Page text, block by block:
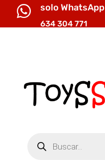
 solo WhatsApp
634 304 771
productos